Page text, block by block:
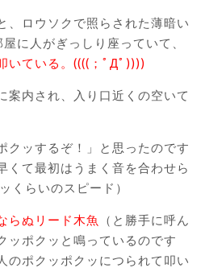
、ロウソクで照らされた薄暗い
に人がぎっしり座っていて、
いている。((((；ﾟДﾟ))))
案内され、入り口近くの空いて
クッするぞ！」と思ったのです
くて最初はうまく音を合わせら
くらいのスピード）
らぬリード木魚
（と勝手に呼ん
ッポクッと鳴っているのです
のポクッポクッにつられて叩い